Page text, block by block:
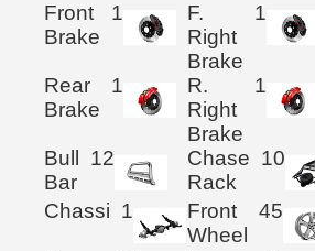
Front
Brake
1
F.
Right
Brake
1
Rear
Brake
1
R.
Right
Brake
1
Bull
Bar
12
Chase
Rack
10
Chassi 1
Front
Wheel
45